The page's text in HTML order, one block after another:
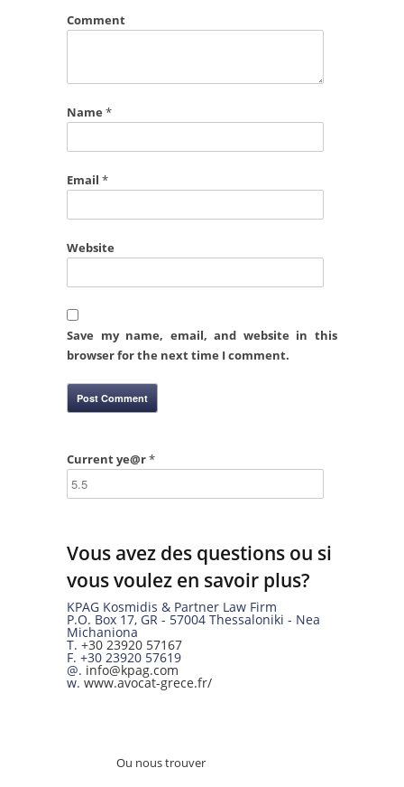
Comment
Name *
Email *
Website
Save my name, email, and website in this
browser for the next time I comment.
Current ye@r*
Vous avez des questions ou si
vous voulez en savoir plus?
KPAG Kosmidis & Partner Law Firm
P.O. Box 17, GR - 57004 Thessaloniki - Nea
Michaniona
T. +30 23920 57167
F. +30 23920 57619
@. info@kpag.com
w. www.avocat-grece.fr/
Ou nous trouver